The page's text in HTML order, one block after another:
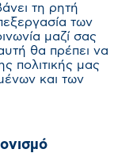
τη ρητή
των
μαζί σας
θα πρέπει να
πολιτικής μας
και των